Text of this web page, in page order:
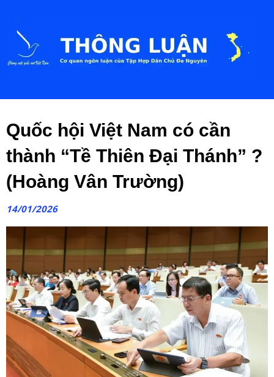
Quốc hội Việt Nam có cần
thành “Tề Thiên Đại Thánh” ?
(Hoàng Vân Trường)
14/01/2026